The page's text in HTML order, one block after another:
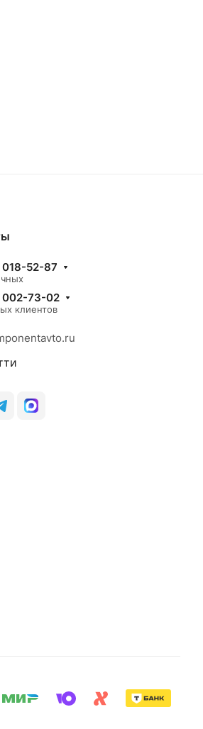
52-87
002-73-02
клиентов